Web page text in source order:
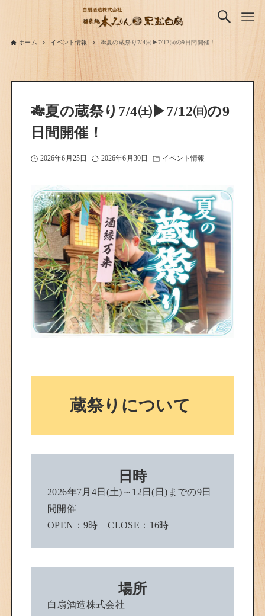
ホーム イベント情報 🎋夏の蔵祭り7/4㈯▶7/12㈰の9日間開催！
🎋夏の蔵祭り7/4㈯▶7/12㈰の9
日間開催！
2026年6月25日 2026年6月30日 イベント情報
蔵祭りについて
日時
2026年7月4日(土)～12日(日)までの9日
間開催
OPEN：9時 CLOSE：16時
場所
白扇酒造株式会社